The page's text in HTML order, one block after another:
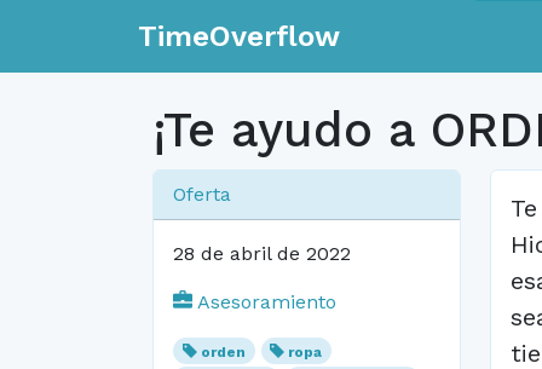
TimeOverflow
¡Te ayudo a
Oferta
28 de abril de 2022
Asesoramiento
orden
ropa